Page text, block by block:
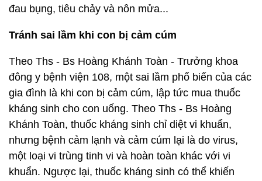
đau bụng, tiêu chảy và nôn mửa...
Tránh sai lầm khi con bị cảm cúm
Theo Ths - Bs Hoàng Khánh Toàn - Trưởng khoa
đông y bệnh viện 108, một sai lầm phổ biến của các
gia đình là khi con bị cảm cúm, lập tức mua thuốc
kháng sinh cho con uống. Theo Ths - Bs Hoàng
Khánh Toàn, thuốc kháng sinh chỉ diệt vi khuẩn,
nhưng bệnh cảm lạnh và cảm cúm lại là do virus,
một loại vi trùng tinh vi và hoàn toàn khác với vi
khuẩn. Ngược lại, thuốc kháng sinh có thể khiến